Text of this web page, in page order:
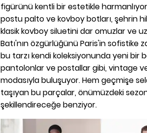
figürünü kentli bir estetikle
postu palto ve kovboy botları, şehrin
klasik kovboy siluetini dar omuzlar ve
Batı'nın özgürlüğünü Paris'in
bu tarzı kendi koleksiyonunda yeni bir
pantolonlar ve postallar gibi, vintage
modasıyla buluşuyor. Hem geçmişe
taşıyan bu parçalar, önümüzdeki
şekillendireceğe benziyor.